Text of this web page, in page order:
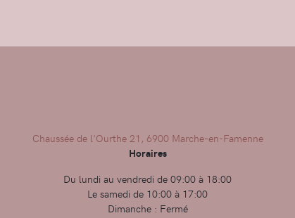
Chaussée de l'Ourthe 21, 6900 Marche-en-Famenne
Horaires
Du lundi au vendredi de 09:00 à 18:00
Le samedi de 10:00 à 17:00
Dimanche : Fermé